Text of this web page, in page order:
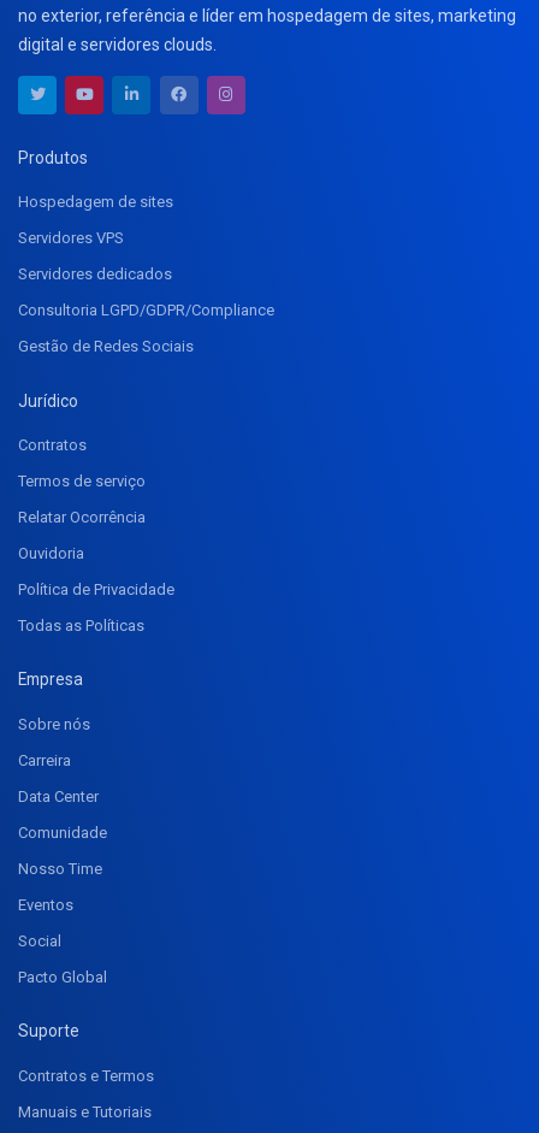
no exterior, referência e líder em hospedagem de sites, marketing
digital e servidores clouds.
Produtos
Hospedagem de sites
Servidores VPS
Servidores dedicados
Consultoria LGPD/GDPR/Compliance
Gestão de Redes Sociais
Jurídico
Contratos
Termos de serviço
Relatar Ocorrência
Ouvidoria
Política de Privacidade
Todas as Políticas
Empresa
Sobre nós
Carreira
Data Center
Comunidade
Nosso Time
Eventos
Social
Pacto Global
Suporte
Contratos e Termos
Manuais e Tutoriais